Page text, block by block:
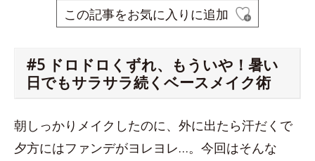
この記事をお気に入りに追加
#5 ドロドロくずれ、もういや！暑い
日でもサラサラ続くベースメイク術
朝しっかりメイクしたのに、外に出たら汗だくで
夕方にはファンデがヨレヨレ…。今回はそんな